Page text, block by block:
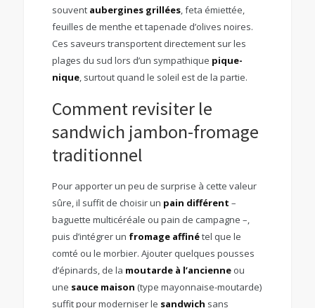
souvent aubergines grillées, feta émiettée,
feuilles de menthe et tapenade d’olives noires.
Ces saveurs transportent directement sur les
plages du sud lors d’un sympathique pique-
nique, surtout quand le soleil est de la partie.
Comment revisiter le
sandwich jambon-fromage
traditionnel
Pour apporter un peu de surprise à cette valeur
sûre, il suffit de choisir un pain différent –
baguette multicéréale ou pain de campagne –,
puis d’intégrer un fromage affinétel que le
comté ou le morbier. Ajouter quelques pousses
d’épinards, de la moutarde à l’ancienneou
une sauce maison (type mayonnaise-moutarde)
suffit pour moderniser le sandwich sans